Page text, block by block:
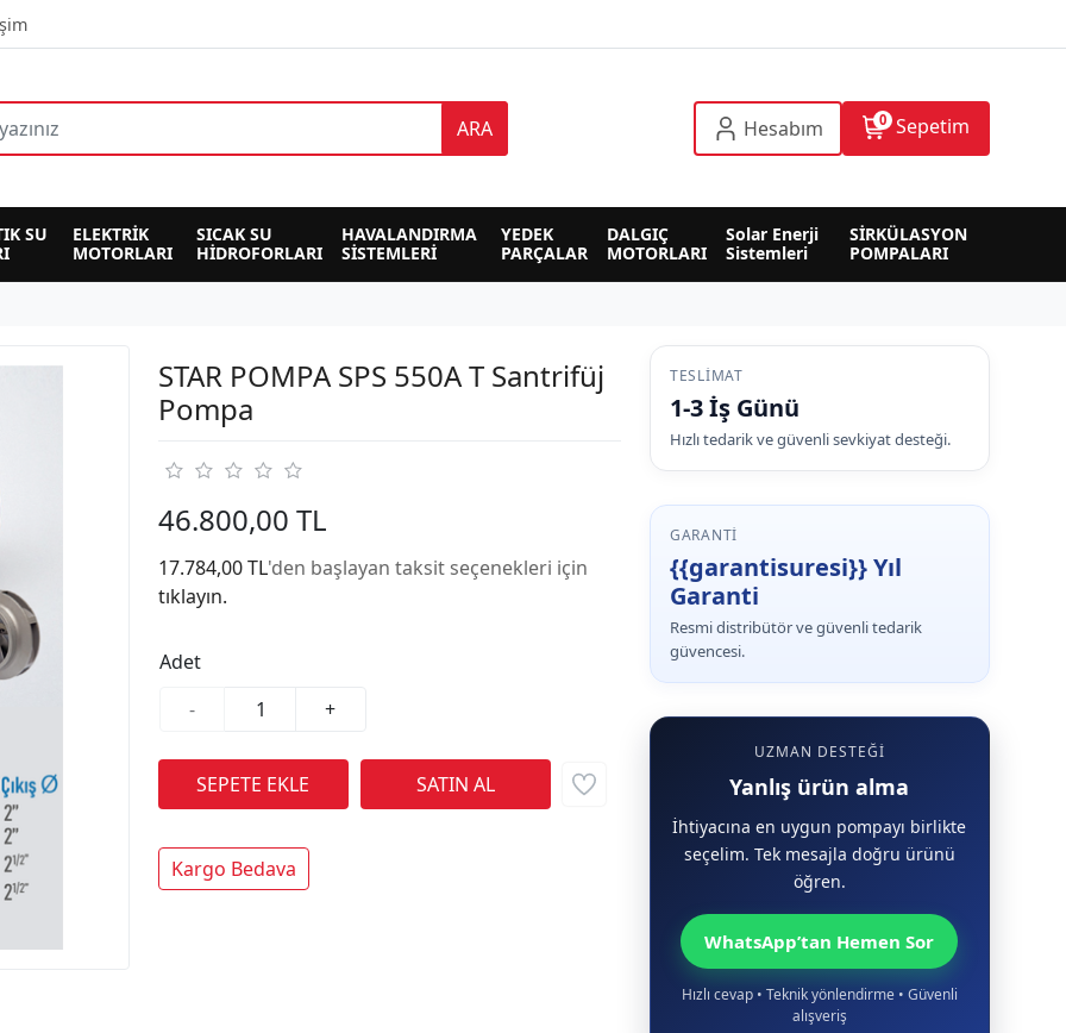
ARA Hesabım 0 Sepetim
SU
ELEKTRİK
MOTORLARI
SICAK SU
HİDROFORLARI
HAVALANDIRMA
SİSTEMLERİ
YEDEK
PARÇALAR
DALGIÇ
MOTORLARI
Solar Enerji
Sistemleri
SİRKÜLASYON
POMPALARI
STAR POMPA SPS 550A T Santrifüj
Pompa
46.800,00 TL
17.784,00 TL'den başlayan taksit seçenekleri için
tıklayın.
Adet
-
+
Kargo Bedava
TESLIMAT
1-3 İş Günü
Hızlı tedarik ve güvenli sevkiyat desteği.
GARANTI
{{garantisuresi}} Yıl
Garanti
Resmi distribütör ve güvenli tedarik
güvencesi.
UZMAN DESTEĞI
Yanlış ürün alma
İhtiyacına en uygun pompayı birlikte
seçelim. Tek mesajla doğru ürünü
öğren.
WhatsApp’tan Hemen Sor
Hızlı cevap • Teknik yönlendirme • Güvenli
alışveriş